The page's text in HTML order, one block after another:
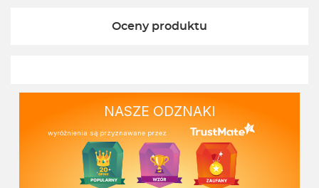
Oceny produktu
NASZE ODZNAKI
wyróżnienia są przyznawane przez